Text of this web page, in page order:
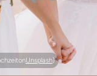
onUnsplash)